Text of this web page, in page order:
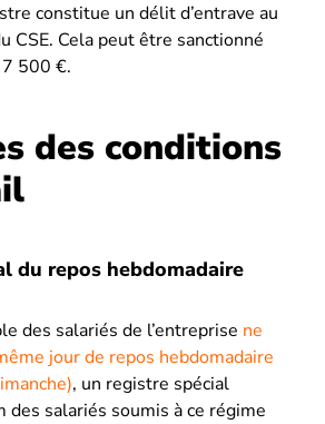
constitue un délit d’entrave au
CSE. Cela peut être sanctionné
7 500 €.
des conditions
du repos hebdomadaire
des salariés de l’entreprise ne
jour de repos hebdomadaire
, un registre spécial
des salariés soumis à ce régime